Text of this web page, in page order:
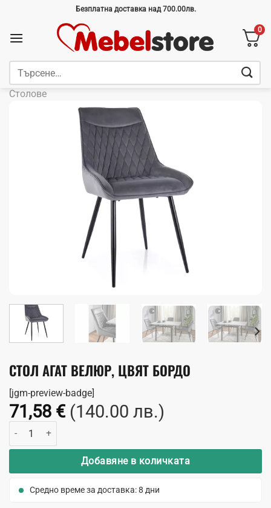
content
Безплатна доставка над 700.00лв.
0
Търсене
Столове
СТОЛ АГАТ ВЕЛЮР, ЦВЯТ БОРДО
[jgm-preview-badge]
71,58 € (140.00 лв.)
количество за Стол Агат Велюр, цвят бордо
Добавяне в количката
Средно време за доставка: 8 дни